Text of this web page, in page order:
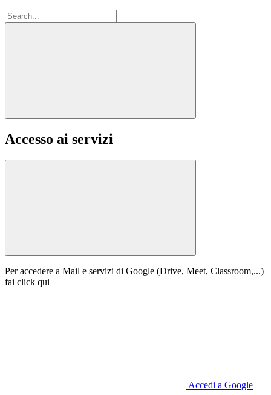
Accesso ai servizi
Per accedere a Mail e servizi di Google (Drive, Meet, Classroom,...)
fai click qui
Accedi a Google